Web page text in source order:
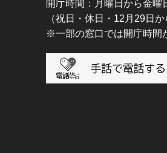
開庁時間：月曜日から金
（祝日・休日・12月29日か
※一部の窓口では開庁時間